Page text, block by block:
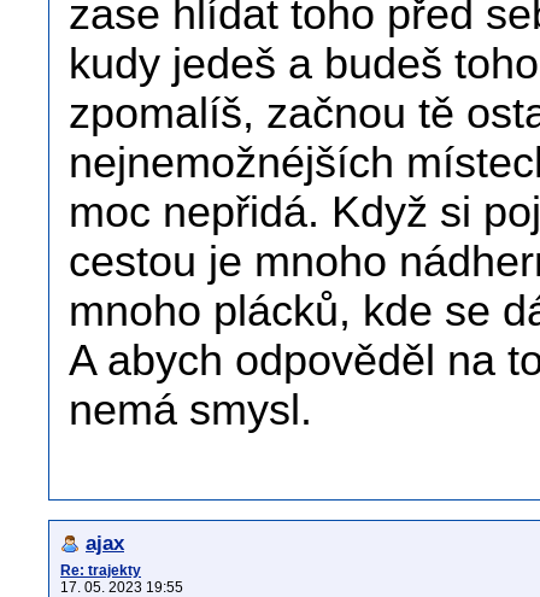
zase hlídat toho před
kudy jedeš a budeš
zpomalíš, začnou tě
nejnemožnéjších
moc nepřidá. Když si
cestou je mnoho
mnoho plácků, kde se
A abych odpověděl na
nemá smysl.
ajax
Re: trajekty
17. 05. 2023 19:55